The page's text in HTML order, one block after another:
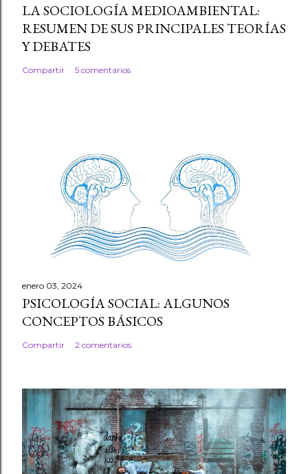
LA SOCIOLOGÍA MEDIOAMBIENTAL:
RESUMEN DE SUS PRINCIPALES TEORÍAS
Y DEBATES
Compartir 5 comentarios
enero 03, 2024
PSICOLOGÍA SOCIAL: ALGUNOS
CONCEPTOS BÁSICOS
Compartir 2 comentarios